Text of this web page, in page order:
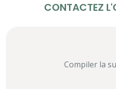
CONTACTEZ
Compiler la